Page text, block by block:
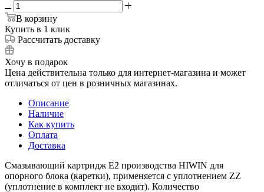
В корзину
Купить в 1 клик
Рассчитать доставку
Хочу в подарок
Цена действительна только для интернет-магазина и может
отличаться от цен в розничных магазинах.
Описание
Наличие
Как купить
Оплата
Доставка
Смазывающий картридж Е2 производства HIWIN для
опорного блока (каретки), применяется с уплотнением ZZ
(уплотнение в комплект не входит). Количество